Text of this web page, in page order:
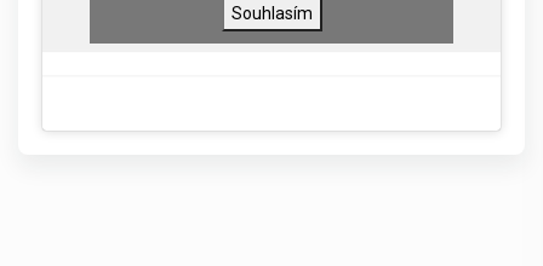
Souhlasím